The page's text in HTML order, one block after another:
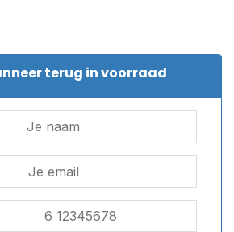
terug in voorraad